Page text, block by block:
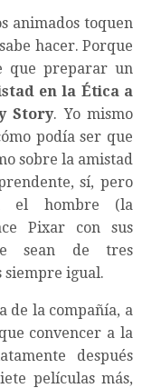
animados toquen
hacer. Porque
que preparar un
en la Ética a
Story. Yo mismo
podía ser que
sobre la amistad
sí, pero
el hombre (la
Pixar con sus
sean de tres
siempre igual.
de la compañía, a
convencer a la
después
películas más,